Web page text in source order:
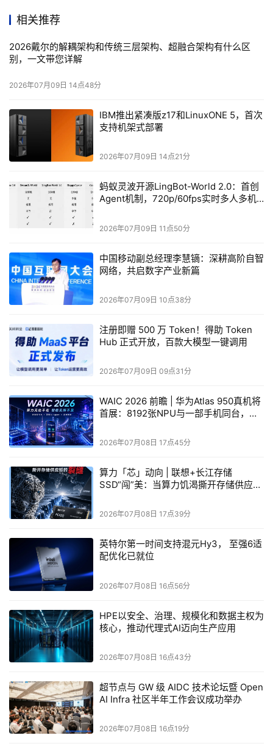
是为了简化IT运维，但在当前环境下已暴露出厂商绑定的弊
想要开发新应用时，就会面临兼容更多虚拟化、容器化平台
等复杂问题。超融合的计算与存储资源强绑定导致扩容只能
整体升级，大量资源被闲置浪费，同时深度绑定单一软件生
正是基于上述痛点，戴尔科技提出解耦架构，既保留了三层
架构的开放性和灵活性，同时也借鉴了超融合的统一管理能
力，结合了前两个架构的主要优点。解耦架构将计算、存
储、网络硬件资源拆分，进行独立扩展与池化管理。戴尔科
技集团大中华区信息基础架构解决方案事业部企业技术战略
总监许良谋形象地解释道：“戴尔科技的解耦式架构核心在
于不把计算、存储、网络绑成僵硬整体，而是让它们在逻辑
展。”
这一架构设计使企业能够按需升级单一资源池，无需连带更
台在逻辑层面保持一致，使业务始终运行在同一套系统之
上，而不必反复迁移。
二、DAP在解耦架构中起什么作用：从“解耦”到“可控”的关
键一跃
如果说解耦架构释放了资源独立扩展的灵活性，那么Dell
Automation Platform（DAP）则是将这种灵活性转化为稳
定、可持续运营优势的关键赋能平台。
解耦架构在资源独立、敏捷运维与成本优化上优势显著，但
独立扩展后，如何避免它们重回“烟囱式”孤岛，确保整体效
率与可控性？答案正是“强管控”——唯有通过统一的智能管
控平台，才能将解耦架构释放的灵活性转化为稳定、可持续
相关推荐
2026戴尔的解耦架构和传统三层架构、超融合架构有什么区
别，一文带您详解
2026年07月09日 14点48分
IBM推出紧凑版z17和LinuxONE 5，首次
支持机架式部署
2026年07月09日 14点21分
蚂蚁灵波开源LingBot-World 2.0：首创
Agent机制，720p/60fps实时多人多机
2026年07月09日 11点50分
中国移动副总经理李慧镝：深耕高阶自智
网络，共启数字产业新篇
2026年07月09日 10点38分
注册即赠 500 万 Token！得助 Token
Hub 正式开放，百款大模型一键调用
2026年07月09日 09点31分
WAIC 2026 前瞻 | 华为Atlas 950真机将
首展：8192张NPU与一部手机同台，算
2026年07月08日 17点45分
算力「芯」动向 | 联想+长江存储
SSD“闯”美：当算力饥渴撕开存储供应链
2026年07月08日 17点39分
英特尔第一时间支持混元Hy3， 至强6适
配优化已就位
2026年07月08日 16点56分
HPE以安全、治理、规模化和数据主权为
核心，推动代理式AI迈向生产应用
2026年07月08日 16点43分
超节点与 GW 级 AIDC 技术论坛暨 Open
AI Infra 社区半年工作会议成功举办
2026年07月08日 16点19分